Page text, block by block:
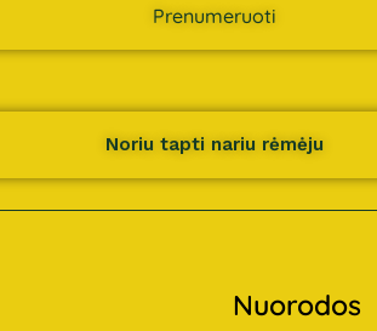
Prenumeruoti
Noriu tapti nariu rėmėju
Nuorodos